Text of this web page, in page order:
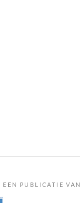
PUBLICATIE VAN